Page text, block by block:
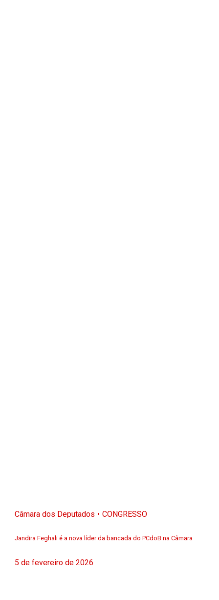
Câmara dos Deputados CONGRESSO
Jandira Feghali é a nova líder da bancada do PCdoB na Câmara
5 de fevereiro de 2026